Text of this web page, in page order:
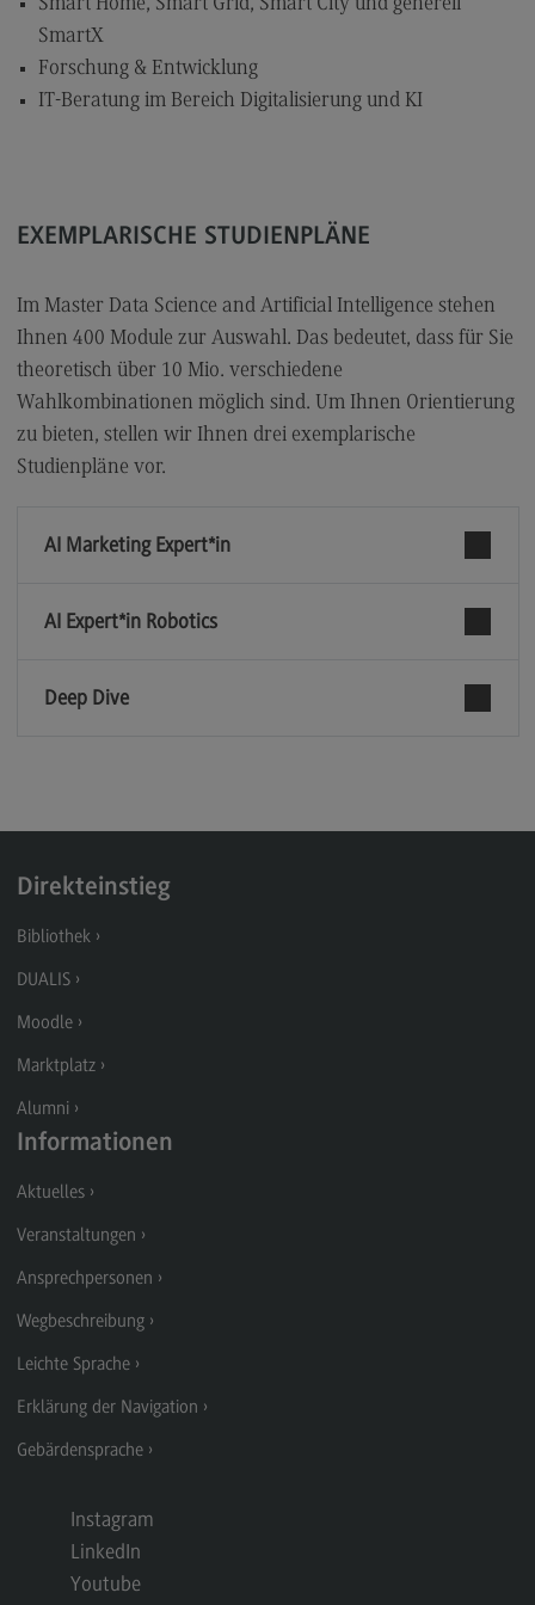
Modulangebot
Berufsperspektiven
Modulangebot
Kontakt
Digitalisierung in der Sozialen Arbeit
Digitalisierung in der Sozialen Arbeit
Modulangebot
Kontakt
Elektrotechnik und Informationstechnik
Informationstechnik
(External link)
Executive Engineering
Berufsperspektiven
Kontakt
General Business Management
Smart Home, Smart Grid, Smart City und generell
SmartX
Forschung & Entwicklung
IT-Beratung im Bereich Digitalisierung und KI
EXEMPLARISCHE STUDIENPLÄNE
Im Master Data Science and Artificial Intelligence stehen
Ihnen 400 Module zur Auswahl. Das bedeutet, dass für Sie
theoretisch über 10 Mio. verschiedene
Wahlkombinationen möglich sind. Um Ihnen Orientierung
zu bieten, stellen wir Ihnen drei exemplarische
Studienpläne vor.
AI Marketing Expert*in
AI Expert*in Robotics
Deep Dive
Direkteinstieg
Bibliothek
DUALIS
Moodle
Marktplatz
Alumni
Informationen
Aktuelles
Veranstaltungen
Ansprechpersonen
Wegbeschreibung
Leichte Sprache
Erklärung der Navigation
Gebärdensprache
Instagram
LinkedIn
Youtube